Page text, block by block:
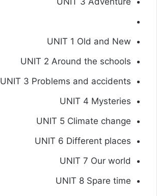
UNIT 1 Old and New
UNIT 2 Around the schools
UNIT 3 Problems and accidents
UNIT 4 Mysteries
UNIT 5 Climate change
UNIT 6 Different places
UNIT 7 Our world
UNIT 8 Spare time